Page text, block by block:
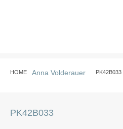
HOME Anna Volderauer PK42B033
PK42B033